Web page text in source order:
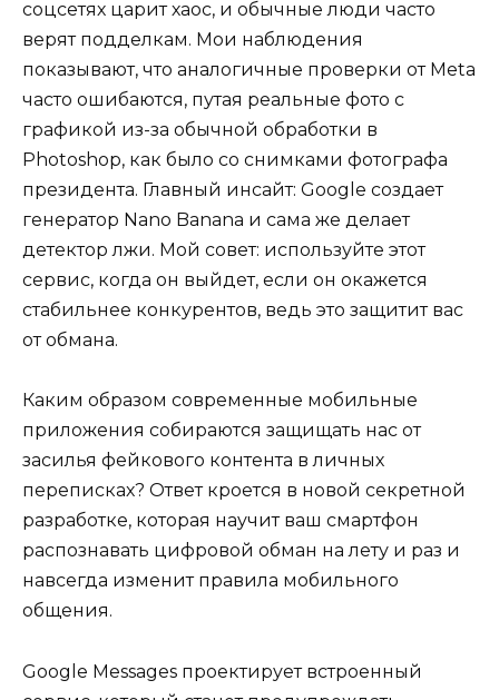
соцсетях царит хаос, и обычные люди часто
верят подделкам. Мои наблюдения
показывают, что аналогичные проверки от Meta
часто ошибаются, путая реальные фото с
графикой из-за обычной обработки в
Photoshop, как было со снимками фотографа
президента. Главный инсайт: Google создает
генератор Nano Banana и сама же делает
детектор лжи. Мой совет: используйте этот
сервис, когда он выйдет, если он окажется
стабильнее конкурентов, ведь это защитит вас
от обмана.
Каким образом современные мобильные
приложения собираются защищать нас от
засилья фейкового контента в личных
переписках? Ответ кроется в новой секретной
разработке, которая научит ваш смартфон
распознавать цифровой обман на лету и раз и
навсегда изменит правила мобильного
общения.
Google Messages проектирует встроенный